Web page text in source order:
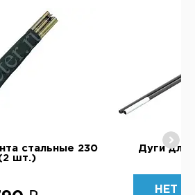
стальные 230
шт.)
Дуги для
НЕТ В